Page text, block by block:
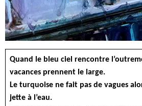
Quand le bleu ciel rencontre
vacances prennent le large.
Le turquoise ne fait pas de vagues
jette à l’eau.